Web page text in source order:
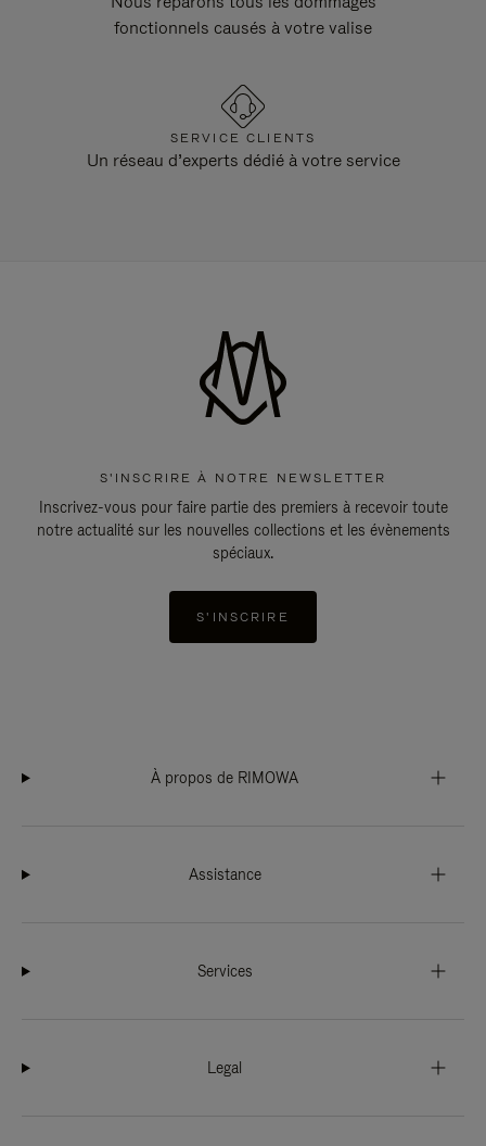
fonctionnels causés à votre valise
SERVICE CLIENTS
Un réseau d’experts dédié à votre service
S'INSCRIRE À NOTRE NEWSLETTER
Inscrivez-vous pour faire partie des premiers à recevoir toute
notre actualité sur les nouvelles collections et les évènements
spéciaux.
S'INSCRIRE
À propos de RIMOWA
Assistance
Services
Legal